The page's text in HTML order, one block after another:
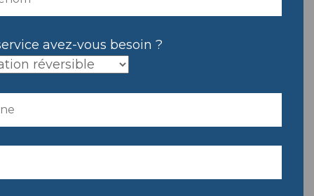
avez-vous besoin ?